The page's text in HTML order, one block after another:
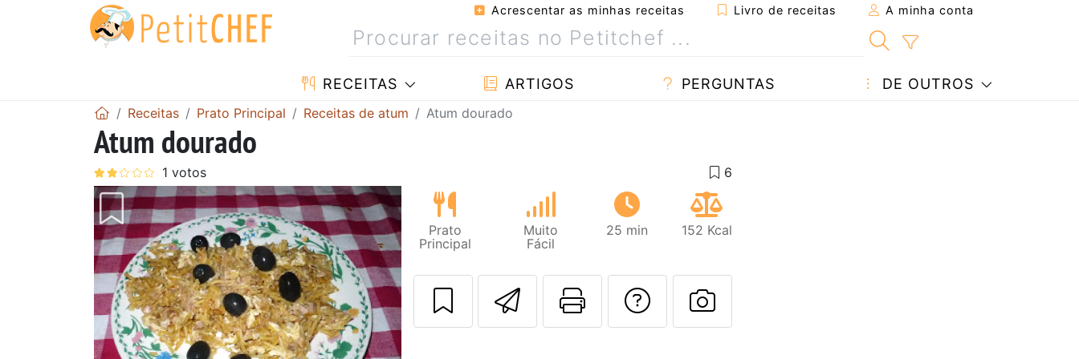
Acrescentar as minhas receitas Livro de receitas A minha conta
RECEITAS ARTIGOS PERGUNTAS DE OUTROS
Receitas Prato Principal Receitas de atum Atum dourado
Atum dourado
Prato
Principal
Muito
Fácil
25 min 152 Kcal
Enviar esta receita a um amigo
Imprima esta página
Falar com o autor da receita
Fez esta receita? Compartilhe